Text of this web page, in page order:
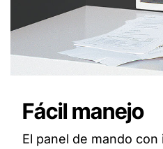
Fácil manejo
El panel de mando con